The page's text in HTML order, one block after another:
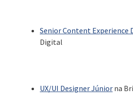
Senior Content Experience
Digital
UX/UI Designer Júnior na